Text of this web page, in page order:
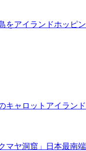
をアイランドホッピン
キャロットアイランド
マヤ洞窟」日本最南端